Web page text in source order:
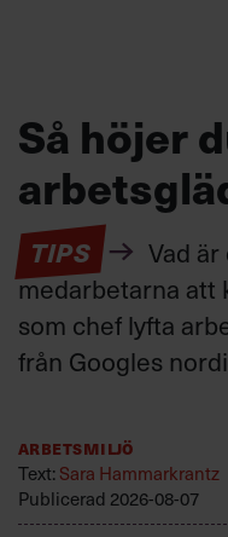
Så höjer
TIPS
Vad
medarbetarna att
som chef lyfta
från Googles
Arbetsmiljö
Text:Sara Hammarkrantz
Publicerad 2026-08-07